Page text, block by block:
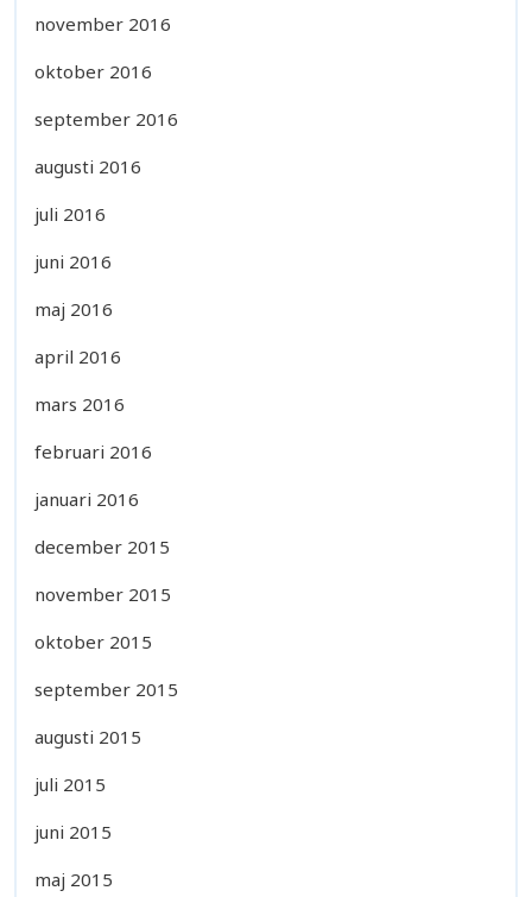
november 2016
oktober 2016
september 2016
augusti 2016
juli 2016
juni 2016
maj 2016
april 2016
mars 2016
februari 2016
januari 2016
december 2015
november 2015
oktober 2015
september 2015
augusti 2015
juli 2015
juni 2015
maj 2015